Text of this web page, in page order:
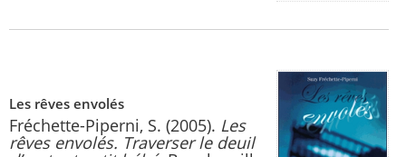
Les rêves envolés
Fréchette-Piperni, S. (2005). Les
rêves envolés. Traverser le deuil